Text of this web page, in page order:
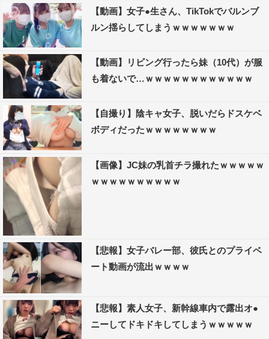
【動画】女子●生さん、TikTokでバルンブ
ルン揺らしてしまうｗｗｗｗｗｗｗ
【動画】リビング行ったら妹（10代）が服
も着ないで…ｗｗｗｗｗｗｗｗｗｗｗｗ
【自撮り】陰キャ女子、脱いだらドスケベ
ボディだったｗｗｗｗｗｗｗｗ
【画像】JC妹の乳首チラ撮れたｗｗｗｗｗ
ｗｗｗｗｗｗｗｗｗｗ
【悲報】女子バレー部、彼氏とのプライベ
ート動画が流出ｗｗｗｗ
【悲報】素人女子、新幹線車内で露出オ●
ニーしてドキドキしてしまうｗｗｗｗｗ